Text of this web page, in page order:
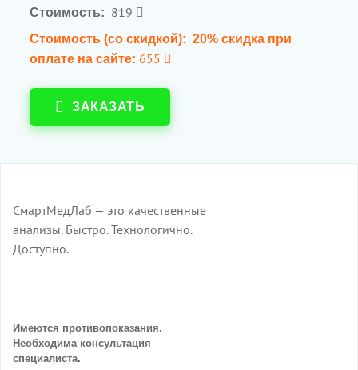
Стоимость: 819
Стоимость (со скидкой): 20% скидка при
оплате на сайте: 655
ЗАКАЗАТЬ
СмартМедЛаб — это качественные
анализы. Быстро. Технологично.
Доступно.
Имеются противопоказания.
Необходима консультация
специалиста.